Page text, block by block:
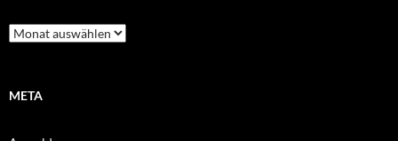
Archiv
META